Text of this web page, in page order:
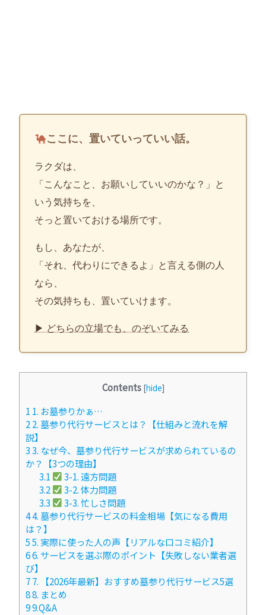
ここに、置いていっていい話。
ラクダは、
「こんなこと、お願いしていいのかな？」と
いう気持ちを、
そっと置いておける場所です。
もし、あなたが、
「それ、代わりにできるよ」と言える側の人
なら、
その気持ちも、置いていけます。
▶ どちらの立場でも、のぞいてみる
Contents [hide]
1 1. お墓参りかぁ…
22. 墓参り代行サービスとは？【仕組みと流れを解
説】
33. なぜ今、墓参り代行サービスが求められているの
か？【3つの理由】
3.1
3-1. 遠方問題
3.2
3-2. 体力問題
3.3
3-3. 忙しさ問題
44. 墓参り代行サービスの料金相場【気になる費用
は？】
55. 実際に使った人の声【リアルな口コミ紹介】
66. サービスを選ぶ際のポイント【失敗しない業者選
び】
77. 【2026年最新】おすすめ墓参り代行サービス5選
88. まとめ
99.Q&A